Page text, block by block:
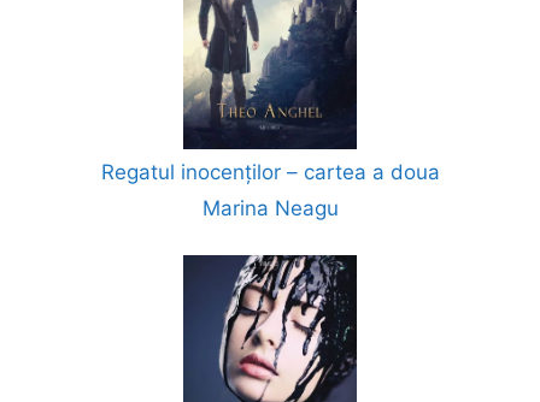
Regatul inocenților – cartea a doua
Marina Neagu